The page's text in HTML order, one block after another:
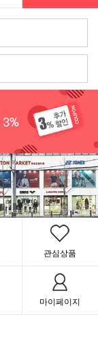
관심상품
마이페이지